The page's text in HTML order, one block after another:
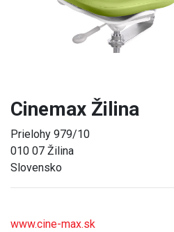
Cinemax Žilina
Prielohy 979/10
010 07 Žilina
Slovensko
www.cine-max.sk